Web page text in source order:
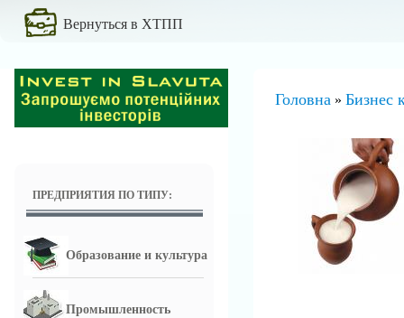
Вернуться в ХТПП
Головна » Бизнес
ПРЕДПРИЯТИЯ ПО ТИПУ:
Образование и культура
Промышленность